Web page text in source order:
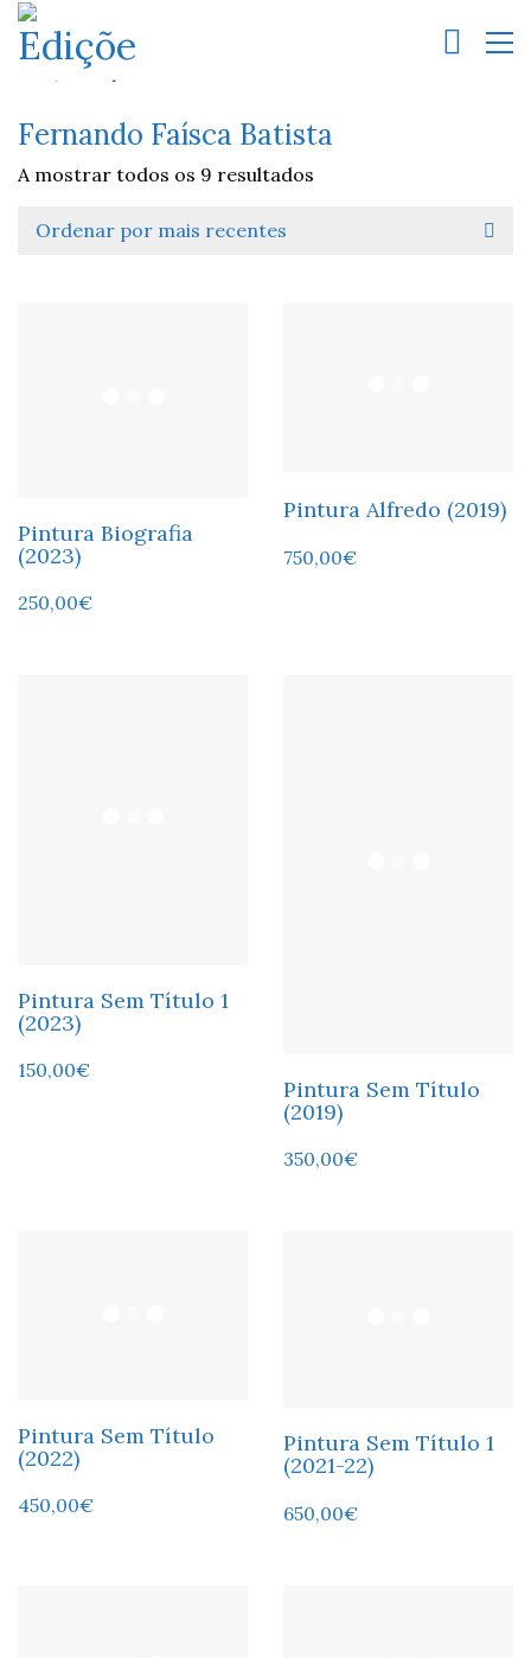
Fernando Faísca Batista
A mostrar todos os 9 resultados
Ordenar por mais recentes
Pintura Biografia
(2023)
250,00€
Pintura Alfredo (2019)
750,00€
Pintura Sem Título 1
(2023)
150,00€
Pintura Sem Título
(2019)
350,00€
Pintura Sem Título
(2022)
450,00€
Pintura Sem Título 1
(2021-22)
650,00€